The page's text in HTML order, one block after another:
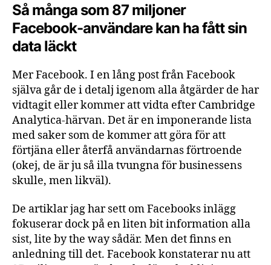
Så många som 87 miljoner
Facebook-användare kan ha fått sin
data läckt
Mer Facebook. I en lång post från Facebook
själva går de i detalj igenom alla åtgärder de har
vidtagit eller kommer att vidta efter Cambridge
Analytica-härvan. Det är en imponerande lista
med saker som de kommer att göra för att
förtjäna eller återfå användarnas förtroende
(okej, de är ju så illa tvungna för businessens
skulle, men likväl).
De artiklar jag har sett om Facebooks inlägg
fokuserar dock på en liten bit information alla
sist, lite by the way sådär. Men det finns en
anledning till det. Facebook konstaterar nu att